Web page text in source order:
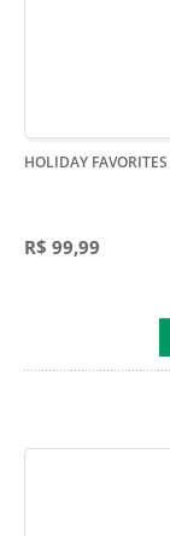
HOLIDAY FAVORITES
R$ 99,99